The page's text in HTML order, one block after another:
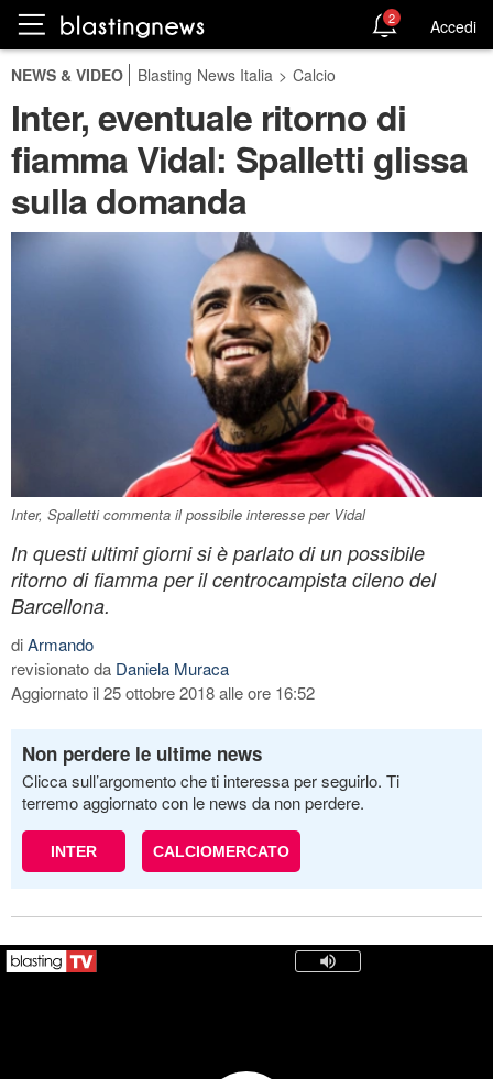
2 Accedi
NEWS & VIDEO Blasting News Italia > Calcio
Inter, eventuale ritorno di
fiamma Vidal: Spalletti glissa
sulla domanda
Inter, Spalletti commenta il possibile interesse per Vidal
In questi ultimi giorni si è parlato di un possibile
ritorno di fiamma per il centrocampista cileno del
Barcellona.
diArmando
revisionato da Daniela Muraca
Aggiornato il 25 ottobre 2018 alle ore 16:52
Non perdere le ultime news
Clicca sull’argomento che ti interessa per seguirlo. Ti
terremo aggiornato con le news da non perdere.
INTER CALCIOMERCATO